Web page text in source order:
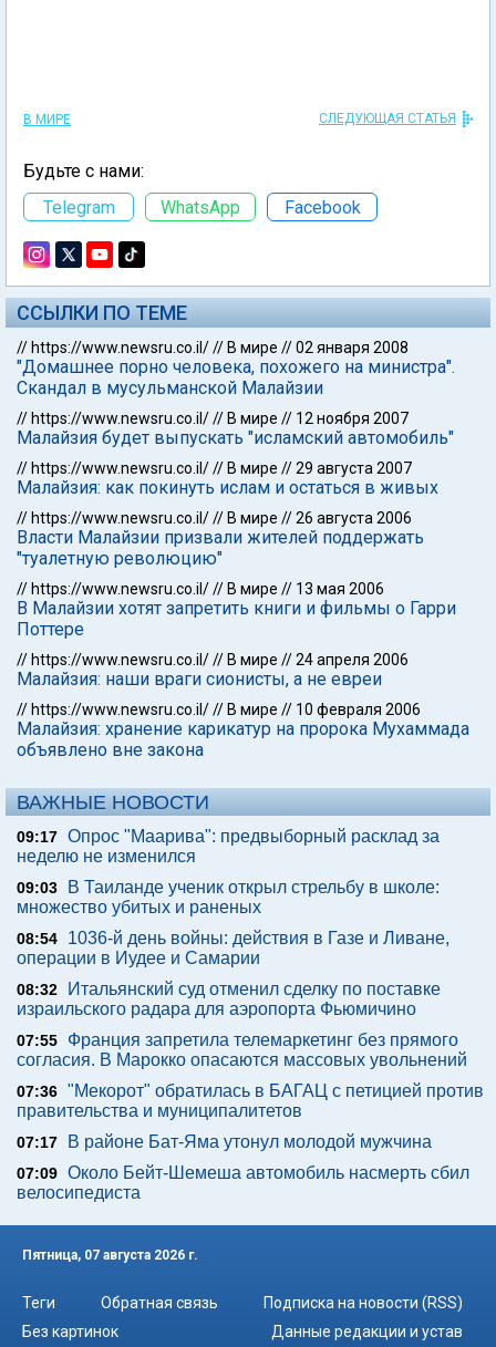
В МИРЕ СЛЕДУЮЩАЯ СТАТЬЯ
Будьте с нами:
Telegram
WhatsApp Facebook
ССЫЛКИ ПО ТЕМЕ
// https://www.newsru.co.il/// В мире //02 января 2008
"Домашнее порно человека, похожего на министра".
Скандал в мусульманской Малайзии
// https://www.newsru.co.il/// В мире // 12 ноября 2007
Малайзия будет выпускать "исламский автомобиль"
// https://www.newsru.co.il/// В мире //29 августа 2007
Малайзия: как покинуть ислам и остаться в живых
// https://www.newsru.co.il/// В мире //26 августа 2006
Власти Малайзии призвали жителей поддержать
"туалетную революцию"
// https://www.newsru.co.il/// В мире // 13 мая 2006
В Малайзии хотят запретить книги и фильмы о Гарри
Поттере
// https://www.newsru.co.il/// В мире //24 апреля 2006
Малайзия: наши враги сионисты, а не евреи
// https://www.newsru.co.il/// В мире // 10 февраля 2006
Малайзия: хранение карикатур на пророка Мухаммада
объявлено вне закона
ВАЖНЫЕ НОВОСТИ
09:17 Опрос "Mаарива": предвыборный расклад за
неделю не изменился
09:03
В Таиланде ученик открыл стрельбу в школе:
множество убитых и раненых
08:54
1036-й день войны: действия в Газе и Ливане,
операции в Иудее и Самарии
08:32
Итальянский суд отменил сделку по поставке
израильского радара для аэропорта Фьюмичино
07:55
Франция запретила телемаркетинг без прямого
согласия. В Марокко опасаются массовых увольнений
07:36 "Мекорот" обратилась в БАГАЦ с петицией против
правительства и муниципалитетов
07:17 В районе Бат-Яма утонул молодой мужчина
07:09 Около Бейт-Шемеша автомобиль насмерть сбил
велосипедиста
Пятница, 07 августа 2026 г.
Теги Обратная связь
Подписка на новости (RSS)
Без картинок
Данные редакции и устав